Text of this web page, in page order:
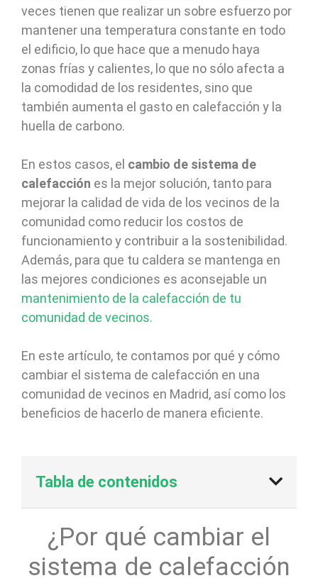
veces tienen que realizar un sobre esfuerzo por
mantener una temperatura constante en todo
el edificio, lo que hace que a menudo haya
zonas frías y calientes, lo que no sólo afecta a
la comodidad de los residentes, sino que
también aumenta el gasto en calefacción y la
huella de carbono.
En estos casos, el cambio de sistema de
calefacción es la mejor solución, tanto para
mejorar la calidad de vida de los vecinos de la
comunidad como reducir los costos de
funcionamiento y contribuir a la sostenibilidad.
Además, para que tu caldera se mantenga en
las mejores condiciones es aconsejable un
mantenimiento de la calefacción de tu
comunidad de vecinos.
En este artículo, te contamos por qué y cómo
cambiar el sistema de calefacción en una
comunidad de vecinos en Madrid, así como los
beneficios de hacerlo de manera eficiente.
Tabla de contenidos
¿Por qué cambiar el
sistema de calefacción